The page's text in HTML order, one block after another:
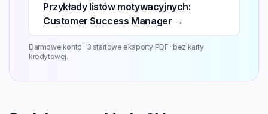
Przykłady listów motywacyjnych:
Customer Success Manager →
Darmowe konto · 3 startowe eksporty PDF · bez karty
kredytowej.